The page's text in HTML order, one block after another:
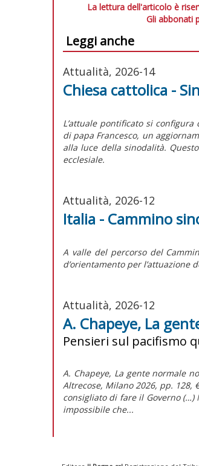
La lettura dell'articolo è
Gli abbonati
Leggi anche
Attualità, 2026-14
Chiesa cattolica -
L’attuale pontificato si
di papa Francesco, un
alla luce della sinodalità.
ecclesiale.
Attualità, 2026-12
Italia - Cammino
A valle del percorso del
d’orientamento per l’attuazione
Attualità, 2026-12
A. Chapeye, La
Pensieri sul pacifismo
A. Chapeye, La gente normale
Altrecose, Milano 2026, pp. 128,
consigliato di fare il Governo (…)
impossibile che...